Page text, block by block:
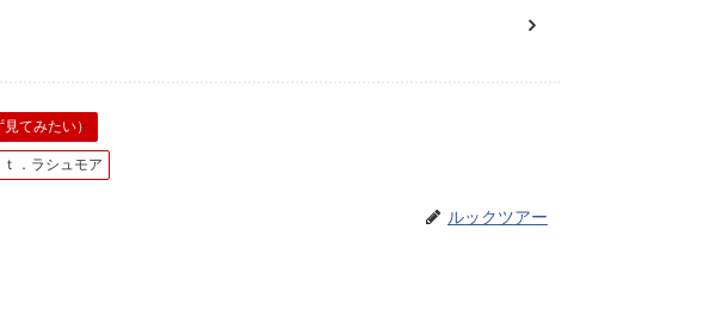
てみたい）
．ラシュモア
ルックツアー